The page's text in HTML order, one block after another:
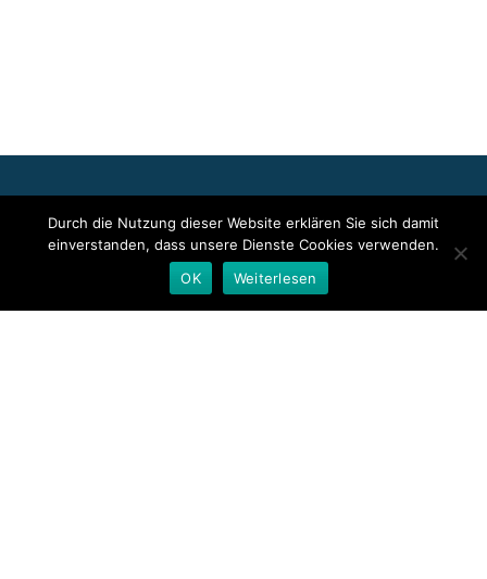
Event bzw. das Stellenangebot sowie für das angezeigte Bild- und
Tonmaterial ist allein der jeweils angegebene Herausgeber
verantwortlich. Dieser ist in der Regel auch Urheber der
Pressetexte sowie der angehängten Bild-, Ton- und
Durch die Nutzung dieser Website erklären Sie sich damit
einverstanden, dass unsere Dienste Cookies verwenden.
OK
Weiterlesen